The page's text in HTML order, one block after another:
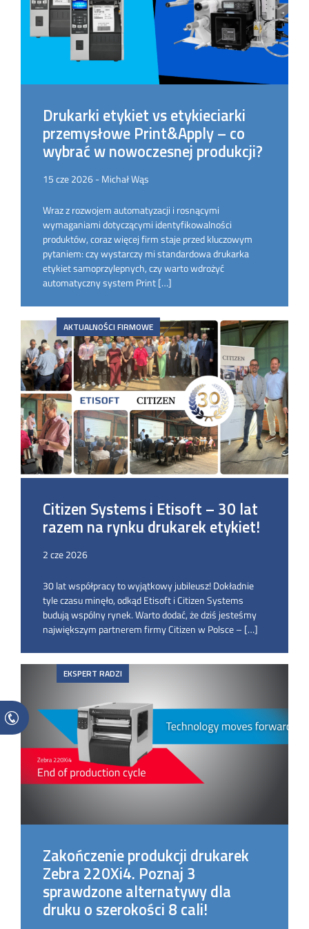
Drukarki etykiet vs etykieciarki
przemysłowe Print&Apply – co
wybrać w nowoczesnej produkcji?
15 cze 2026 - Michał Wąs
Wraz z rozwojem automatyzacji i rosnącymi
wymaganiami dotyczącymi identyfikowalności
produktów, coraz więcej firm staje przed kluczowym
pytaniem: czy wystarczy mi standardowa drukarka
etykiet samoprzylepnych, czy warto wdrożyć
automatyczny system Print […]
AKTUALNOŚCI FIRMOWE
Citizen Systems i Etisoft – 30 lat
razem na rynku drukarek etykiet!
2 cze 2026
30 lat współpracy to wyjątkowy jubileusz! Dokładnie
tyle czasu minęło, odkąd Etisoft i Citizen Systems
budują wspólny rynek. Warto dodać, że dziś jesteśmy
największym partnerem firmy Citizen w Polsce – […]
EKSPERT RADZI
Zakończenie produkcji drukarek
Zebra 220Xi4. Poznaj 3
sprawdzone alternatywy dla
druku o szerokości 8 cali!